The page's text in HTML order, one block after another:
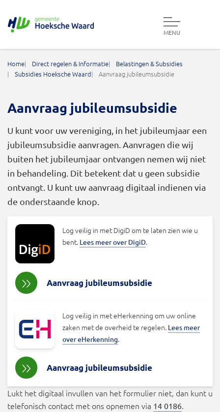
MENU
Home Direct regelen & Informatie
Belastingen & Subsidies
Subsidies Hoeksche Waard
Aanvraag jubileumsubsidie
Aanvraag jubileumsubsidie
U kunt voor uw vereniging, in het jubileumjaar een
jubileumsubsidie aanvragen. Aanvragen die wij
buiten het jubileumjaar ontvangen nemen wij niet
in behandeling. Dit betekent dat u geen subsidie
ontvangt. U kunt uw aanvraag digitaal indienen via
de onderstaande knop.
Log veilig in met DigiD om te laten zien wie u
bent. Lees meer over DigiD.
Aanvraag jubileumsubsidie
Log veilig in met eHerkenning om uw online
zaken met de overheid te regelen. Lees meer
over eHerkenning.
Aanvraag jubileumsubsidie
Lukt het digitaal invullen van het formulier niet, dan kunt u
telefonisch contact met ons opnemen via 14 0186.